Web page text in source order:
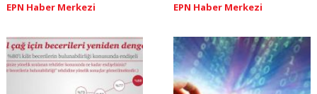
EPN Haber Merkezi EPN Haber Merkezi